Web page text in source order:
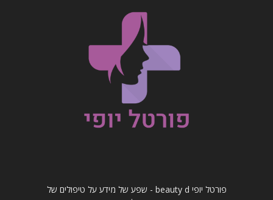
פורטל יופי beauty d - שפע של מידע על טיפולים של